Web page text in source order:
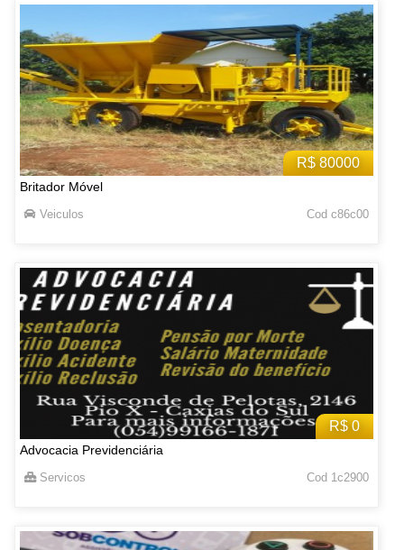
R$ 80000
Britador Móvel
Veiculos Cod c86c00
R$ 0
Advocacia Previdenciária
Servicos Cod 1c2900